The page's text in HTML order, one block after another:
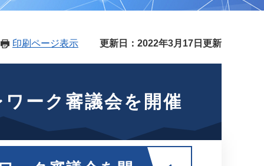
印刷ページ表示 更新日：2022年3月17日更新
ーク審議会を開催